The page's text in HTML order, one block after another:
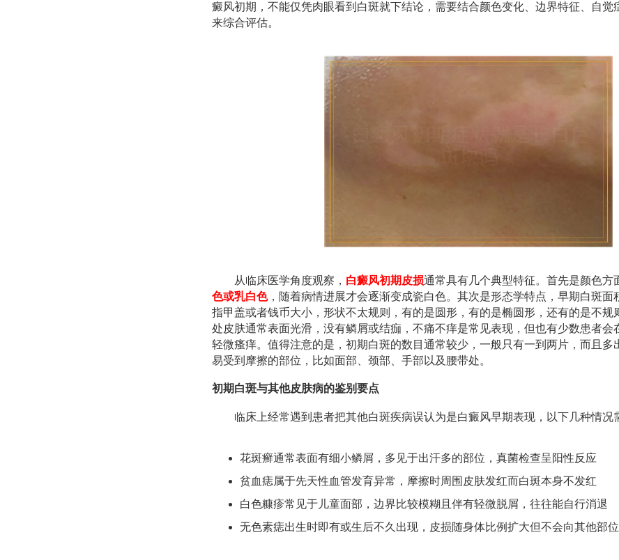
癜风初期，不能仅凭肉眼看到白斑就下结论，需要结合颜色变化、边界特征、自觉
来综合评估。
从临床医学角度观察， 白癜风初期皮损通常具有几个典型特征。首先是颜色方
色或乳白色，随着病情进展才会逐渐变成瓷白色。其次是形态学特点，早期白斑面
指甲盖或者钱币大小，形状不太规则，有的是圆形，有的是椭圆形，还有的是不规
处皮肤通常表面光滑，没有鳞屑或结痂，不痛不痒是常见表现，但也有少数患者会
轻微瘙痒。值得注意的是，初期白斑的数目通常较少，一般只有一到两片，而且多
易受到摩擦的部位，比如面部、颈部、手部以及腰带处。
初期白斑与其他皮肤病的鉴别要点
临床上经常遇到患者把其他白斑疾病误认为是白癜风早期表现，以下几种情况
花斑癣通常表面有细小鳞屑，多见于出汗多的部位，真菌检查呈阳性反应
贫血痣属于先天性血管发育异常，摩擦时周围皮肤发红而白斑本身不发红
白色糠疹常见于儿童面部，边界比较模糊且伴有轻微脱屑，往往能自行消退
无色素痣出生时即有或生后不久出现，皮损随身体比例扩大但不会向其他部